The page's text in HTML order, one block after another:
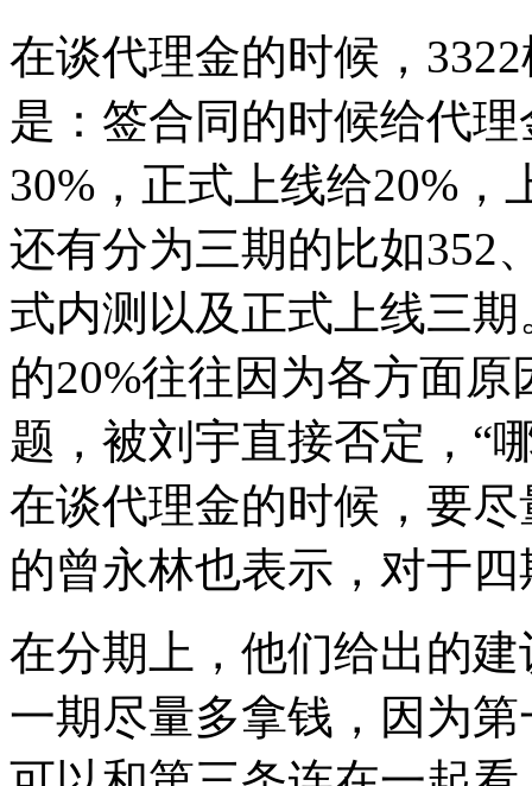
在谈代理金的时候，
是：签合同的时候给代
30%，正式上线给20%，
还有分为三期的比如352
式内测以及正式上线三
的20%往往因为各方面
题，被刘宇直接否定，“
在谈代理金的时候，要
的曾永林也表示，对于
在分期上，他们给出的
一期尽量多拿钱，因为